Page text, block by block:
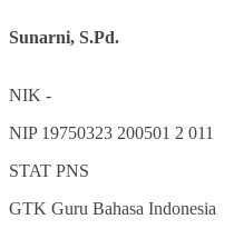
Sunarni, S.Pd.
NIK -
NIP 19750323 200501 2 011
STAT PNS
GTK Guru Bahasa Indonesia